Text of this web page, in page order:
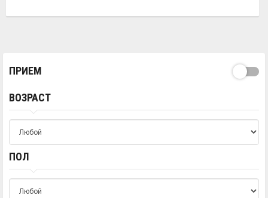
ПРИЕМ
ВОЗРАСТ
ПОЛ